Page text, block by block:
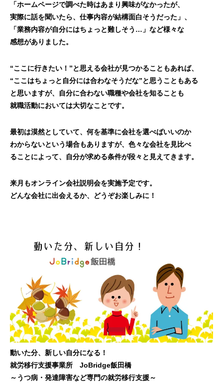
「ホームページで調べた時はあまり興味がなかったが、
実際に話を聞いたら、仕事内容が結構面白そうだった」、
「業務内容が自分にはちょっと難しそう…」など様々な
感想がありました。
“ここに行きたい！”と思える会社が見つかることもあれば、
“ここはちょっと自分には合わなそうだな”と思うこともある
と思いますが、自分に合わない職種や会社を知ることも
就職活動においては大切なことです。
最初は漠然としていて、何を基準に会社を選べばいいのか
わからないという場合もありますが、色々な会社を見比べ
ることによって、自分が求める条件が段々と見えてきます。
来月もオンライン会社説明会を実施予定です。
どんな会社に出会えるか、どうぞお楽しみに！
動いた分、新しい自分になる！
就労移行支援事業所 JoBridge飯田橋
～うつ病・発達障害など専門の就労移行支援～